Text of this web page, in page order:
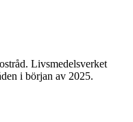
Livsmedelsverket
i början av 2025.